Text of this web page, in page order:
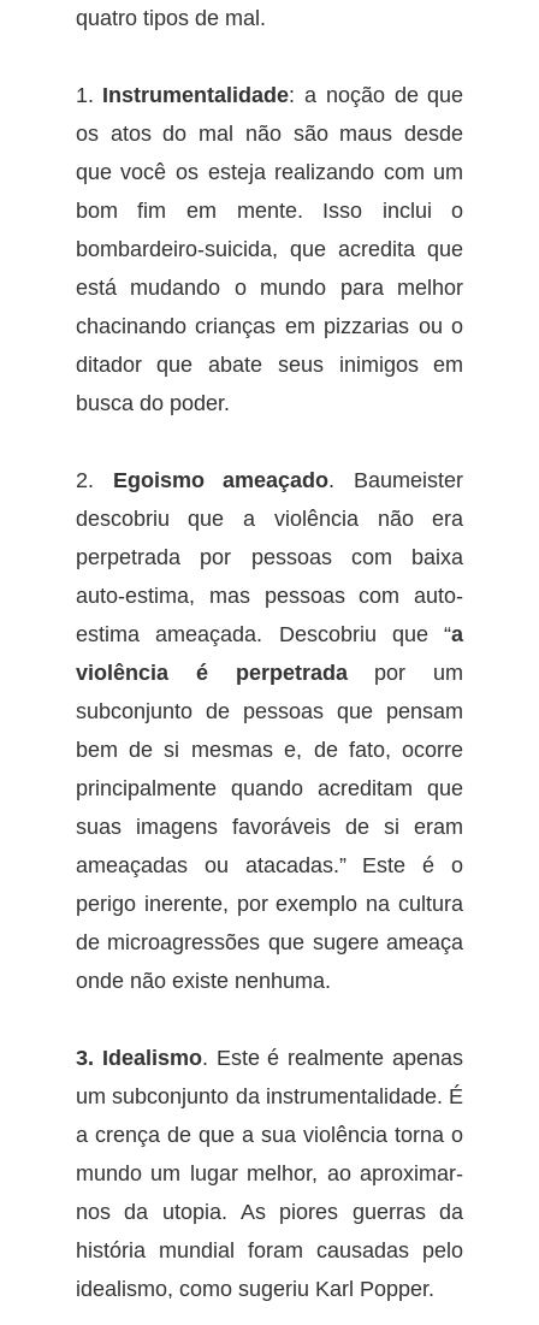
quatro tipos de mal.
1. Instrumentalidade: a noção de que
os atos do mal não são maus desde
que você os esteja realizando com um
bom fim em mente. Isso inclui o
bombardeiro-suicida, que acredita que
está mudando o mundo para melhor
chacinando crianças em pizzarias ou o
ditador que abate seus inimigos em
busca do poder.
2. Egoismo ameaçado. Baumeister
descobriu que a violência não era
perpetrada por pessoas com baixa
auto-estima, mas pessoas com auto-
estima ameaçada. Descobriu que “a
violência é perpetradapor um
subconjunto de pessoas que pensam
bem de si mesmas e, de fato, ocorre
principalmente quando acreditam que
suas imagens favoráveis de si eram
ameaçadas ou atacadas.” Este é o
perigo inerente, por exemplo na cultura
de microagressões que sugere ameaça
onde não existe nenhuma.
3. Idealismo. Este é realmente apenas
um subconjunto da instrumentalidade. É
a crença de que a sua violência torna o
mundo um lugar melhor, ao aproximar-
nos da utopia. As piores guerras da
história mundial foram causadas pelo
idealismo, como sugeriu Karl Popper.